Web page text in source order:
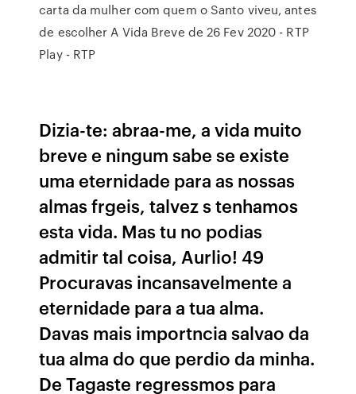
carta da mulher com quem o Santo viveu, antes
de escolher A Vida Breve de 26 Fev 2020 - RTP
Play - RTP
Dizia-te: abraa-me, a vida muito
breve e ningum sabe se existe
uma eternidade para as nossas
almas frgeis, talvez s tenhamos
esta vida. Mas tu no podias
admitir tal coisa, Aurlio! 49
Procuravas incansavelmente a
eternidade para a tua alma.
Davas mais importncia salvao da
tua alma do que perdio da minha.
De Tagaste regressmos para